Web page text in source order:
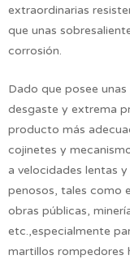
extraordinarias
que unas
corrosión.
Dado que posee
desgaste y extrema
producto más
cojinetes y
a velocidades lentas
penosos, tales como
obras públicas,
etc.,especialmente
martillos rompedores